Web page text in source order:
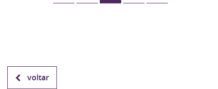
voltar